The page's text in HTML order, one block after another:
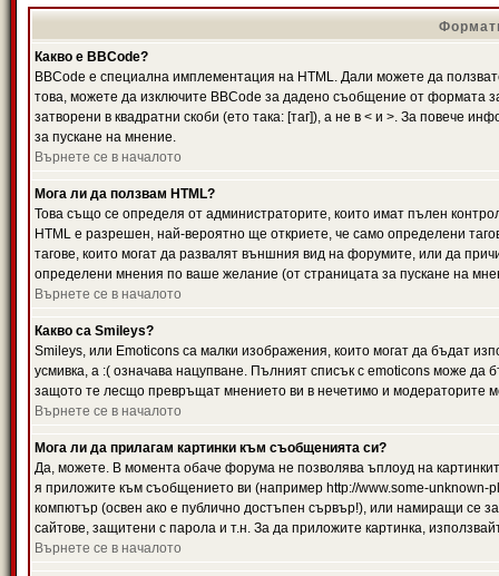
Какво е BBCode?
BBCode е специална имплементация на HTML. Дали можете да
това, можете да изключите BBCode за дадено съобщение от формата
затворени в квадратни скоби (ето така: [таг]), а не в < и >. За повече
за пускане на мнение.
Върнете се в началото
Мога ли да ползвам HTML?
Това също се определя от администраторите, които имат пълен
HTML е разрешен, най-вероятно ще откриете, че само определени
тагове, които могат да развалят външния вид на форумите, или да
определени мнения по ваше желание (от страницата за пускане на
Върнете се в началото
Какво са Smileys?
Smileys, или Emoticons са малки изображения, които могат да бъдат
усмивка, а :( означава нацупване. Пълният списък с emoticons може да
защото те лесщо превръщат мнението ви в нечетимо и модераторите
Върнете се в началото
Мога ли да прилагам картинки към съобщенията си?
Да, можете. В момента обаче форума не позволява ъплоуд на
я приложите към съобщението ви (например http://www.some-
компютър (освен ако е публично достъпен сървър!), или намиращи се
сайтове, защитени с парола и т.н. За да приложите картинка,
Върнете се в началото